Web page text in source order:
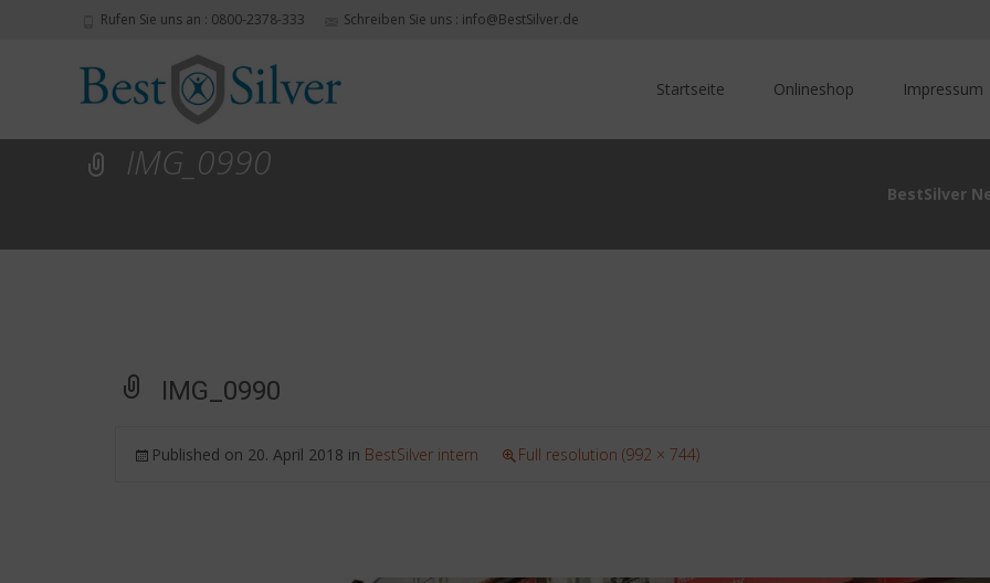
Rufen Sie uns an : 0800-2378-333 Schreiben Sie uns : info@BestSilver.de
Startseite Onlineshop Impressum
IMG_0990
BestSilver
IMG_0990
Published on 20. April 2018 in BestSilver intern Full resolution (992 × 744)